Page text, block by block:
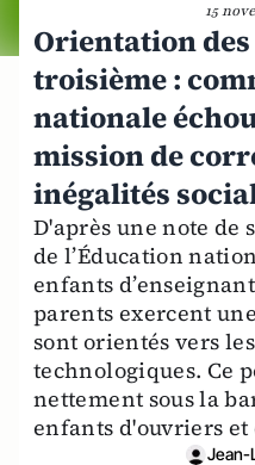
15
Orientation des
troisième :
nationale
mission de
inégalités
D'après une note de
de l’Éducation
enfants
parents exercent
sont orientés vers
technologiques. Ce
nettement sous la
enfants d'ouvriers et
Jean-